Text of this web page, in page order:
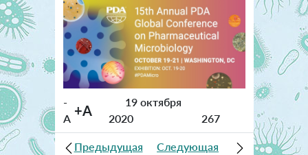
-
A +A
19 октября
2020
267
Предыдущая
Следующая